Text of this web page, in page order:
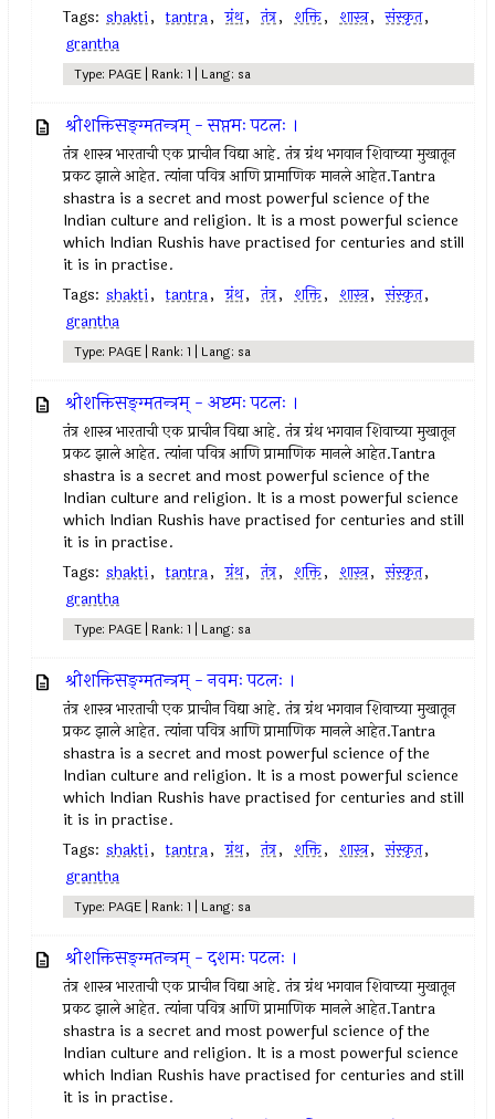
Tags: shakti, tantra, ग्रंथ, तंत्र, शक्ति, शास्त्र, संस्कृत,
grantha
Type: PAGE | Rank: 1 | Lang: sa
श्रीशक्तिसङ्ग्मतन्त्रम् - सप्तमः पटलः ।
तंत्र शास्त्र भारताची एक प्राचीन विद्या आहे. तंत्र ग्रंथ भगवान शिवाच्या मुखातून
प्रकट झाले आहेत. त्यांना पवित्र आणि प्रामाणिक मानले आहेत.Tantra
shastra is a secret and most powerful science of the
Indian culture and religion. It is a most powerful science
which Indian Rushis have practised for centuries and still
it is in practise.
Tags: shakti, tantra, ग्रंथ, तंत्र, शक्ति, शास्त्र, संस्कृत,
grantha
Type: PAGE | Rank: 1 | Lang: sa
श्रीशक्तिसङ्ग्मतन्त्रम् - अष्टमः पटलः ।
तंत्र शास्त्र भारताची एक प्राचीन विद्या आहे. तंत्र ग्रंथ भगवान शिवाच्या मुखातून
प्रकट झाले आहेत. त्यांना पवित्र आणि प्रामाणिक मानले आहेत.Tantra
shastra is a secret and most powerful science of the
Indian culture and religion. It is a most powerful science
which Indian Rushis have practised for centuries and still
it is in practise.
Tags: shakti, tantra, ग्रंथ, तंत्र, शक्ति, शास्त्र, संस्कृत,
grantha
Type: PAGE | Rank: 1 | Lang: sa
श्रीशक्तिसङ्ग्मतन्त्रम् - नवमः पटलः ।
तंत्र शास्त्र भारताची एक प्राचीन विद्या आहे. तंत्र ग्रंथ भगवान शिवाच्या मुखातून
प्रकट झाले आहेत. त्यांना पवित्र आणि प्रामाणिक मानले आहेत.Tantra
shastra is a secret and most powerful science of the
Indian culture and religion. It is a most powerful science
which Indian Rushis have practised for centuries and still
it is in practise.
Tags: shakti, tantra, ग्रंथ, तंत्र, शक्ति, शास्त्र, संस्कृत,
grantha
Type: PAGE | Rank: 1 | Lang: sa
श्रीशक्तिसङ्ग्मतन्त्रम् - दशमः पटलः ।
तंत्र शास्त्र भारताची एक प्राचीन विद्या आहे. तंत्र ग्रंथ भगवान शिवाच्या मुखातून
प्रकट झाले आहेत. त्यांना पवित्र आणि प्रामाणिक मानले आहेत.Tantra
shastra is a secret and most powerful science of the
Indian culture and religion. It is a most powerful science
which Indian Rushis have practised for centuries and still
it is in practise.